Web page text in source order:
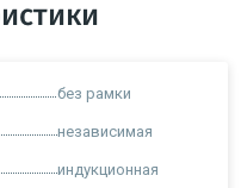
без рамки
независимая
индукционная